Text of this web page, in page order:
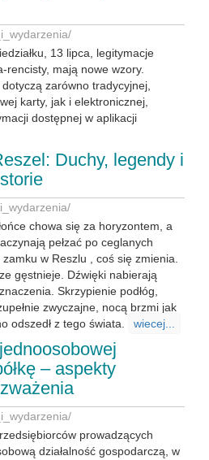
/
13 lipca, legitymacje
rencisty, mają nowe wzory.
zarówno tradycyjnej,
karty, jak i elektronicznej,
dostępnej w aplikacji
Duchy, legendy i
/
chowa się za horyzontem, a
pełzać po ceglanych
w Reszlu , coś się zmienia.
gęstnieje. Dźwięki nabierają
Skrzypienie podłóg,
zwyczajne, nocą brzmi jak
odszedł z tego świata.
wiecej...
– aspekty
/
prowadzących
działalność gospodarczą, w